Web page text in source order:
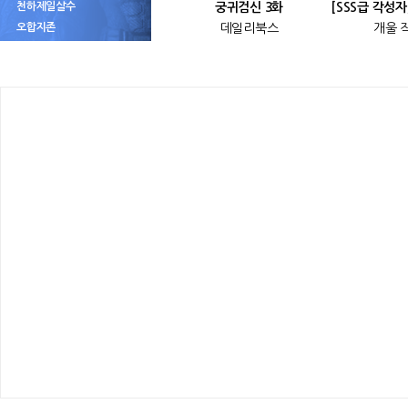
천하제일살수
오합지존
궁귀검신 3화
데일리북스
개울